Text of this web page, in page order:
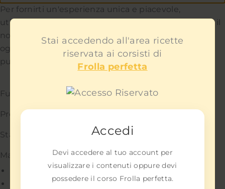
Per fornirti un'esperienza unica e piacevole,
utilizziamo i cookie per capire e aiutarci a migliorare il
nostro sito e servizio. Teniamo a cuore la privacy di
ogni utente e non ti mostreremo contenuti
pubblicitari fastidiosi.
Funzionale Sempre attivo
Preferenze
Statistiche
Marketing
Gestisci opzioni
Gestisci servizi
Stai accedendo all'area ricette
riservata ai corsisti di
Frolla perfetta
Accedi
Devi accedere al tuo account per
visualizzare i contenuti oppure devi
possedere il corso Frolla perfetta.